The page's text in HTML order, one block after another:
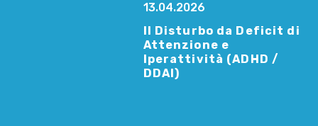
13.04.2026
Il Disturbo da Deficit di
Attenzione e
Iperattività (ADHD /
DDAI)